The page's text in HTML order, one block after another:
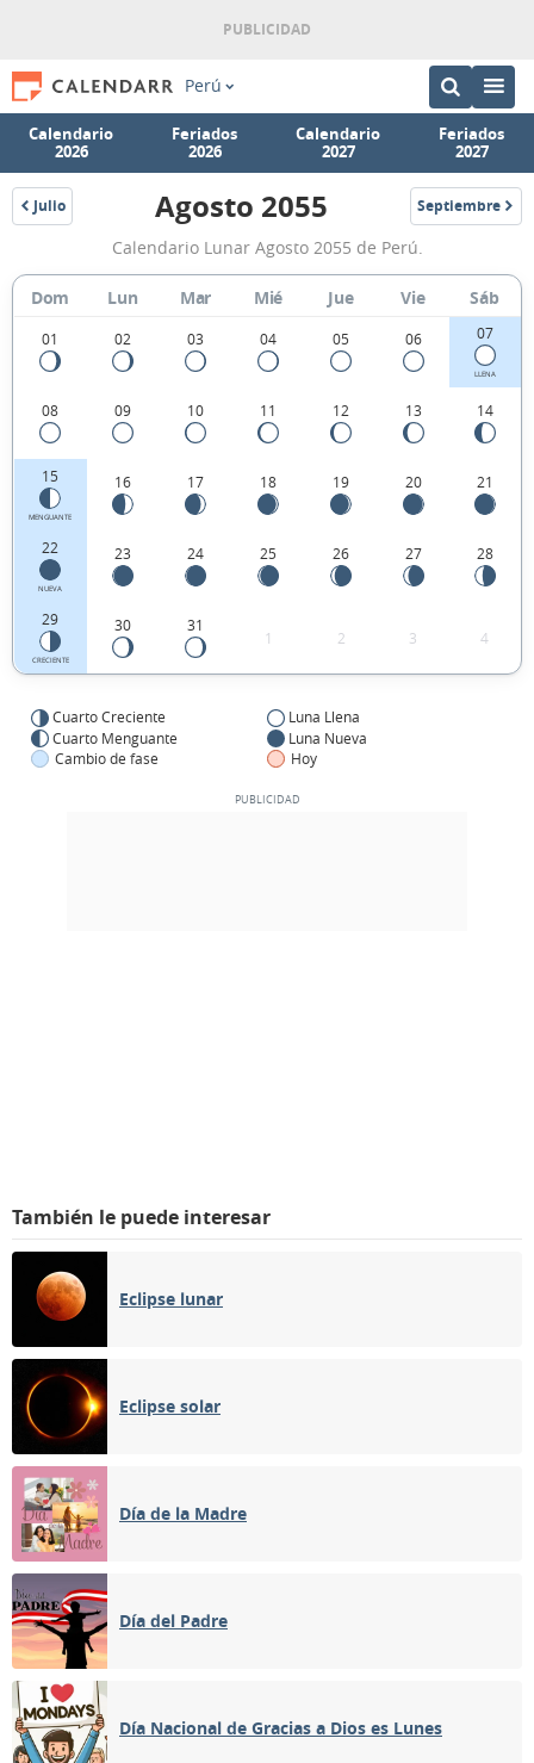
Perú
Calendario
2026
Feriados
2026
Calendario
2027
Feriados
2027
Julio
2055
Calendario
Lunar
Agosto
2055
de
Perú.
Agosto 2055 Septiembre
2055
Calendario Lunar Agosto 2055 de Perú.
Dom Lun Mar Mié Jue Vie Sáb
01 02 03 04 05 06 07
LLENA
08 09 10 11 12 13 14
15
MENGUANTE
16 17 18 19 20 21
22
NUEVA
23 24 25 26 27 28
29
CRECIENTE
30 31
1 2 3 4
Cuarto Creciente
Luna Llena
Cuarto Menguante
Luna Nueva
Cambio de fase
Hoy
También le puede interesar
Eclipse lunar
Eclipse solar
Día de la Madre
Día del Padre
Día Nacional de Gracias a Dios es Lunes